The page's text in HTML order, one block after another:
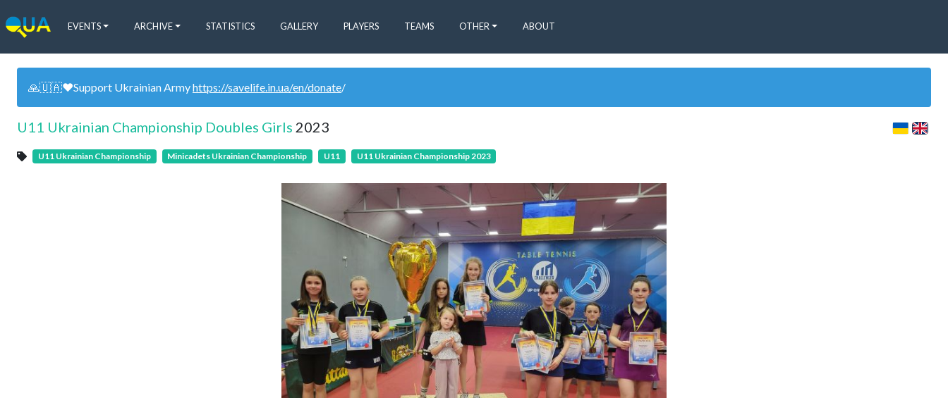
EVENTS ARCHIVE STATISTICS GALLERY PLAYERS TEAMS OTHER ABOUT
🙏🇺🇦❤️Support Ukrainian Armyhttps://savelife.in.ua/en/donate/
U11 Ukrainian Championship Doubles Girls 2023
U11 Ukrainian Championship Minicadets Ukrainian Championship U11 U11 Ukrainian Championship 2023